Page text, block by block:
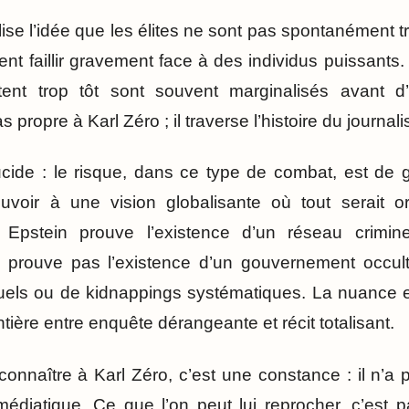
l’idée que les élites ne sont pas spontanément
faillir gravement face à des individus
trop tôt sont souvent marginalisés avant
propre à Karl Zéro ; il traverse l’histoire du
: le risque, dans ce type de combat, est de
à une vision globalisante où tout serait
Epstein prouve l’existence d’un réseau
pas l’existence d’un gouvernement
ou de kidnappings systématiques. La nuance
entre enquête dérangeante et récit totalisant.
à Karl Zéro, c’est une constance : il n’a
Ce que l’on peut lui reprocher, c’est